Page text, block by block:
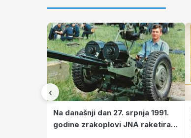
‹
Na današnji dan 27. srpnja 1991.
godine zrakoplovi JNA raketirali